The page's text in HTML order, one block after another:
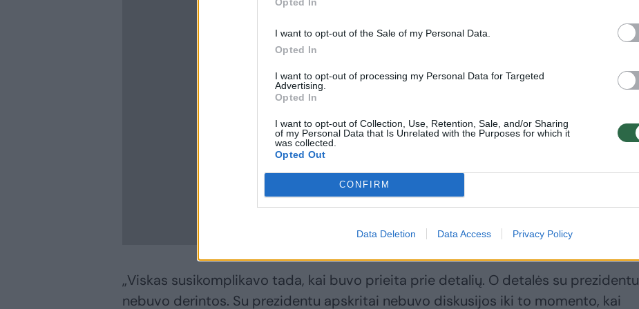
I want to opt-out of the Sale of my Personal Data.
Opted In
I want to opt-out of processing my Personal Data for Targeted
Advertising.
Opted In
I want to opt-out of Collection, Use, Retention, Sale, and/or Sharing
of my Personal Data that Is Unrelated with the Purposes for which it
was collected.
Opted Out
CONFIRM
Data Deletion Data Access Privacy Policy
„Viskas susikomplikavo tada, kai buvo prieita prie detalių. O detalės su prezidentu
nebuvo derintos. Su prezidentu apskritai nebuvo diskusijos iki to momento, kai